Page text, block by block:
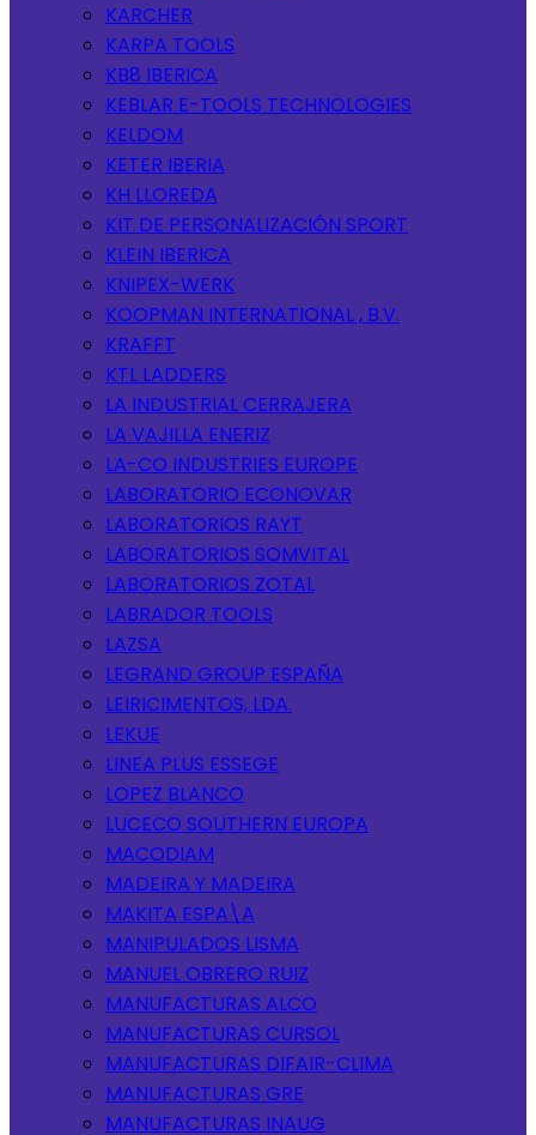
KARCHER
KARPA TOOLS
KB8 IBERICA
KEBLAR E-TOOLS TECHNOLOGIES
KELDOM
KETER IBERIA
KH LLOREDA
KIT DE PERSONALIZACIÓN SPORT
KLEIN IBERICA
KNIPEX-WERK
KOOPMAN INTERNATIONAL , B.V.
KRAFFT
KTL LADDERS
LA INDUSTRIAL CERRAJERA
LA VAJILLA ENERIZ
LA-CO INDUSTRIES EUROPE
LABORATORIO ECONOVAR
LABORATORIOS RAYT
LABORATORIOS SOMVITAL
LABORATORIOS ZOTAL
LABRADOR TOOLS
LAZSA
LEGRAND GROUP ESPAÑA
LEIRICIMENTOS, LDA.
LEKUE
LINEA PLUS ESSEGE
LOPEZ BLANCO
LUCECO SOUTHERN EUROPA
MACODIAM
MADEIRA Y MADEIRA
MAKITA ESPA\A
MANIPULADOS LISMA
MANUEL OBRERO RUIZ
MANUFACTURAS ALCO
MANUFACTURAS CURSOL
MANUFACTURAS DIFAIR-CLIMA
MANUFACTURAS GRE
MANUFACTURAS INAUG